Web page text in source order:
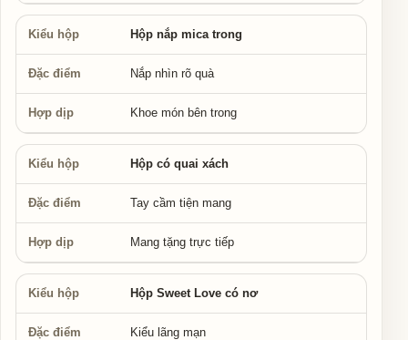
Hộp nắp mica trong
Nắp nhìn rõ quà
Khoe món bên trong
Hộp có quai xách
Tay cầm tiện mang
Mang tặng trực tiếp
Hộp Sweet Love có nơ
Kiểu lãng mạn